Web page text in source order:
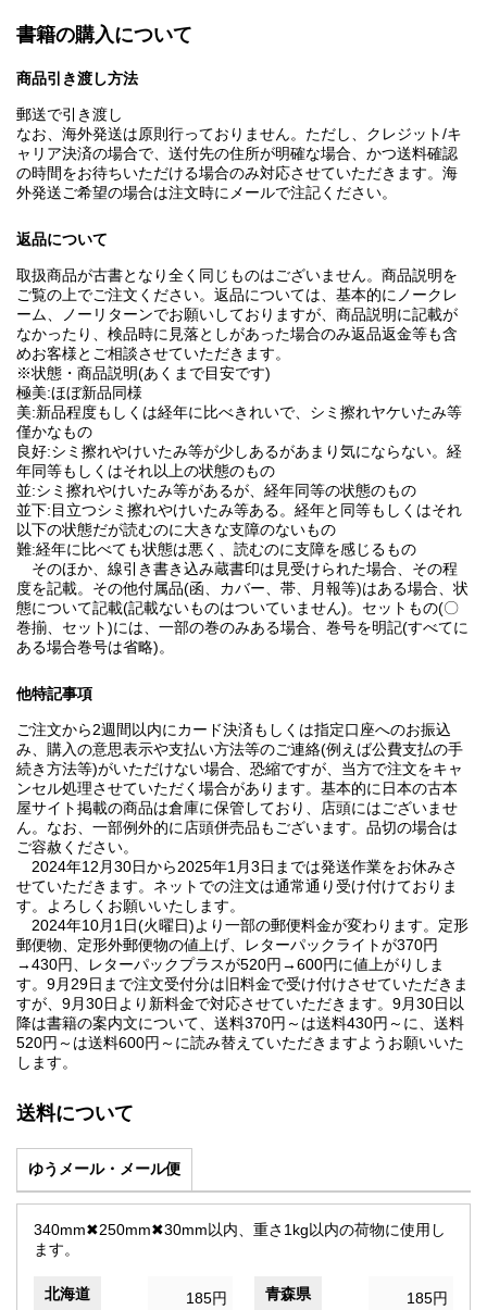
書籍の購入について
商品引き渡し方法
郵送で引き渡し
なお、海外発送は原則行っておりません。ただし、クレジット/キ
ャリア決済の場合で、送付先の住所が明確な場合、かつ送料確認
の時間をお待ちいただける場合のみ対応させていただきます。海
外発送ご希望の場合は注文時にメールで注記ください。
返品について
取扱商品が古書となり全く同じものはございません。商品説明を
ご覧の上でご注文ください。返品については、基本的にノークレ
ーム、ノーリターンでお願いしておりますが、商品説明に記載が
なかったり、検品時に見落としがあった場合のみ返品返金等も含
めお客様とご相談させていただきます。
※状態・商品説明(あくまで目安です)
極美:ほぼ新品同様
美:新品程度もしくは経年に比べきれいで、シミ擦れヤケいたみ等
僅かなもの
良好:シミ擦れやけいたみ等が少しあるがあまり気にならない。経
年同等もしくはそれ以上の状態のもの
並:シミ擦れやけいたみ等があるが、経年同等の状態のもの
並下:目立つシミ擦れやけいたみ等ある。経年と同等もしくはそれ
以下の状態だが読むのに大きな支障のないもの
難:経年に比べても状態は悪く、読むのに支障を感じるもの
そのほか、線引き書き込み蔵書印は見受けられた場合、その程
度を記載。その他付属品(函、カバー、帯、月報等)はある場合、状
態について記載(記載ないものはついていません)。セットもの(〇
巻揃、セット)には、一部の巻のみある場合、巻号を明記(すべてに
ある場合巻号は省略)。
他特記事項
ご注文から2週間以内にカード決済もしくは指定口座へのお振込
み、購入の意思表示や支払い方法等のご連絡(例えば公費支払の手
続き方法等)がいただけない場合、恐縮ですが、当方で注文をキャ
ンセル処理させていただく場合があります。基本的に日本の古本
屋サイト掲載の商品は倉庫に保管しており、店頭にはございませ
ん。なお、一部例外的に店頭併売品もございます。品切の場合は
ご容赦ください。
2024年12月30日から2025年1月3日までは発送作業をお休みさ
せていただきます。ネットでの注文は通常通り受け付けておりま
す。よろしくお願いいたします。
2024年10月1日(火曜日)より一部の郵便料金が変わります。定形
郵便物、定形外郵便物の値上げ、レターパックライトが370円
→430円、レターパックプラスが520円→600円に値上がりしま
す。9月29日まで注文受付分は旧料金で受け付けさせていただきま
すが、9月30日より新料金で対応させていただきます。9月30日以
降は書籍の案内文について、送料370円～は送料430円～に、送料
520円～は送料600円～に読み替えていただきますようお願いいた
します。
送料について
ゆうメール・メール便
340mm✖250mm✖30mm以内、重さ1kg以内の荷物に使用し
ます。
北海道 185円 青森県 185円